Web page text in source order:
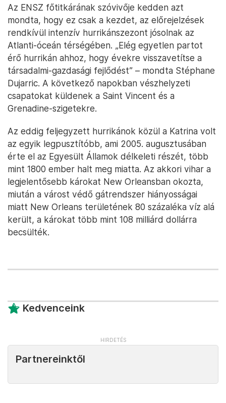
Az ENSZ főtitkárának szóvivője kedden azt
mondta, hogy ez csak a kezdet, az előrejelzések
rendkívül intenzív hurrikánszezont jósolnak az
Atlanti-óceán térségében. „Elég egyetlen partot
érő hurrikán ahhoz, hogy évekre visszavetítse a
társadalmi-gazdasági fejlődést” – mondta Stéphane
Dujarric. A következő napokban vészhelyzeti
csapatokat küldenek a Saint Vincent és a
Grenadine-szigetekre.
Az eddig feljegyzett hurrikánok közül a Katrina volt
az egyik legpusztítóbb, ami 2005. augusztusában
érte el az Egyesült Államok délkeleti részét, több
mint 1800 ember halt meg miatta. Az akkori vihar a
legjelentősebb károkat New Orleansban okozta,
miután a várost védő gátrendszer hiányosságai
miatt New Orleans területének 80 százaléka víz alá
került, a károkat több mint 108 milliárd dollárra
becsülték.
Kedvenceink
Partnereinktől